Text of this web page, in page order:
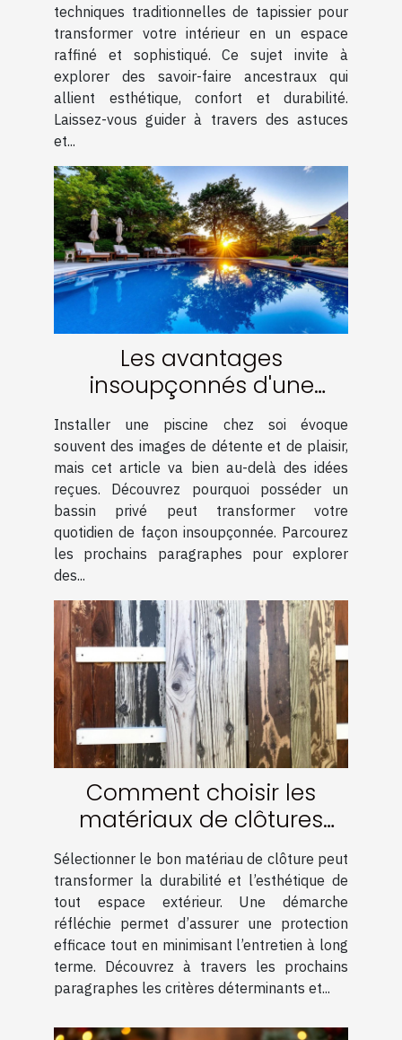
techniques traditionnelles de tapissier pour
transformer votre intérieur en un espace
raffiné et sophistiqué. Ce sujet invite à
explorer des savoir-faire ancestraux qui
allient esthétique, confort et durabilité.
Laissez-vous guider à travers des astuces
et...
Les avantages
insoupçonnés d'une
piscine chez soi
Installer une piscine chez soi évoque
souvent des images de détente et de plaisir,
mais cet article va bien au-delà des idées
reçues. Découvrez pourquoi posséder un
bassin privé peut transformer votre
quotidien de façon insoupçonnée. Parcourez
les prochains paragraphes pour explorer
des...
Comment choisir les
matériaux de clôtures
pour une durabilité
optimale ?
Sélectionner le bon matériau de clôture peut
transformer la durabilité et l’esthétique de
tout espace extérieur. Une démarche
réfléchie permet d’assurer une protection
efficace tout en minimisant l’entretien à long
terme. Découvrez à travers les prochains
paragraphes les critères déterminants et...